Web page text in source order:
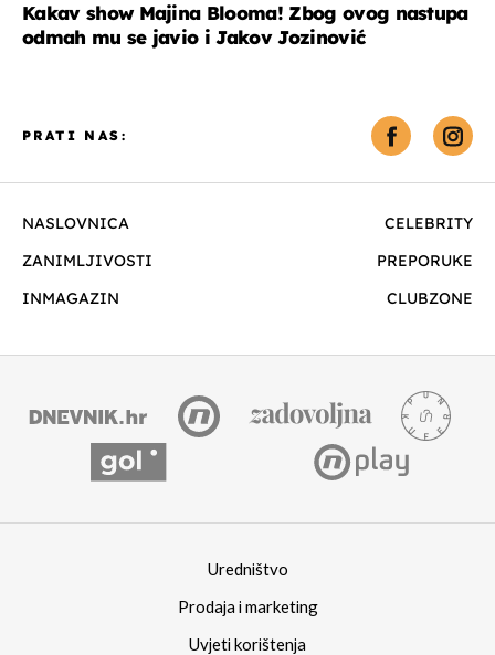
Kakav show Majina Blooma! Zbog ovog nastupa
odmah mu se javio i Jakov Jozinović
NASLOVNICA
CELEBRITY
ZANIMLJIVOSTI
PREPORUKE
INMAGAZIN
CLUBZONE
PRATI NAS:
Uredništvo
Prodaja i marketing
Uvjeti korištenja